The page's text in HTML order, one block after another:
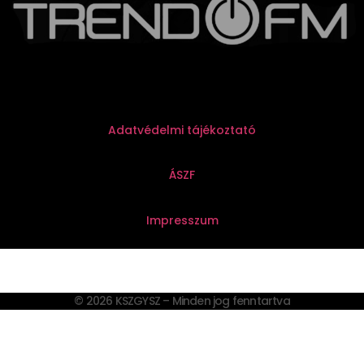
Adatvédelmi tájékoztató
ÁSZF
Impresszum
© 2026 KSZGYSZ – Minden jog fenntartva